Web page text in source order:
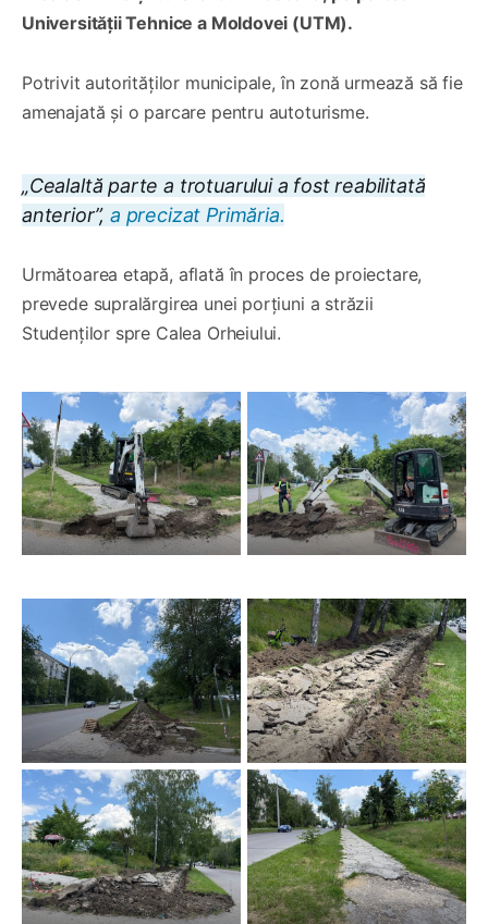
Universității Tehnice a Moldovei (UTM).
Potrivit autorităților municipale, în zonă urmează să fie
amenajată și o parcare pentru autoturisme.
„Cealaltă parte a trotuarului a fost reabilitată
anterior”,a precizat Primăria.
Următoarea etapă, aflată în proces de proiectare,
prevede supralărgirea unei porțiuni a străzii
Studenților spre Calea Orheiului.